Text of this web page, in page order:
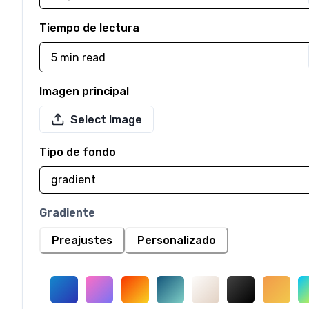
Tiempo de lectura
Imagen principal
Select Image
Tipo de fondo
Gradiente
Preajustes Personalizado